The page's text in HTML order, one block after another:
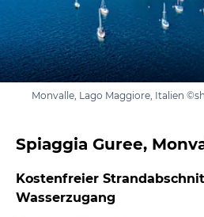
Monvalle, Lago Maggiore, Italien
Spiaggia Guree,
Kostenfreier
Wasserzugang